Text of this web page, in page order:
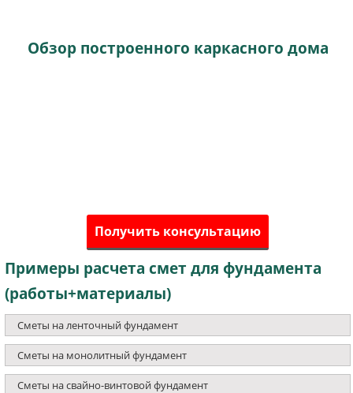
Обзор построенного каркасного дома
Получить консультацию
Примеры расчета смет для фундамента
(работы+материалы)
Сметы на ленточный фундамент
Сметы на монолитный фундамент
Сметы на свайно-винтовой фундамент